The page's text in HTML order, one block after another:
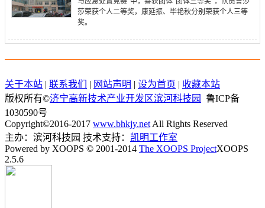
莎荣获个人二等奖，康延振、毕艳秋分别荣获个人三等
奖。
关于本站 | 联系我们 | 网站声明 | 设为首页 | 收藏本站
版权所有©济宁高新技术产业开发区滨河科技园
鲁ICP备
1030590号
Copyright©2016-2017 www.bhkjy.net All Rights Reserved
主办：滨河科技园 技术支持： 凯明工作室
Powered by XOOPS © 2001-2014 The XOOPS ProjectXOOPS
2.5.6